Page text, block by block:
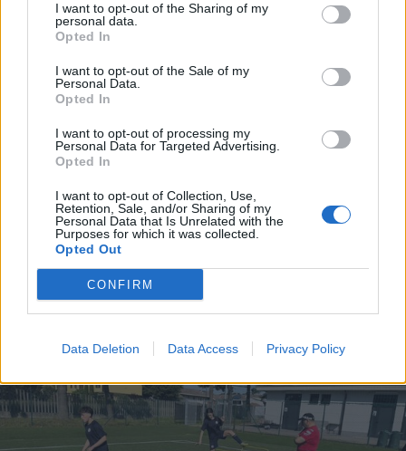
I want to opt-out of the Sharing of my
personal data.
Opted In
I want to opt-out of the Sale of my
Personal Data.
Opted In
I want to opt-out of processing my
Personal Data for Targeted Advertising.
Opted In
I want to opt-out of Collection, Use,
Retention, Sale, and/or Sharing of my
Personal Data that Is Unrelated with the
Purposes for which it was collected.
Opted Out
CONFIRM
Data Deletion Data Access Privacy Policy
MALTEMPO
Temporali e vento, allerta gialla
anche nell’Alto Milanese fino alla
mattina di sabato 8 luglio